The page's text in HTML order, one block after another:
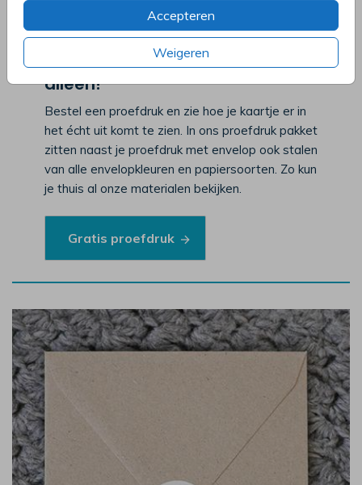
Accepteren
Weigeren
Onze gratis proefdruk komt niet
alleen!
Bestel een proefdruk en zie hoe je kaartje er in
het écht uit komt te zien. In ons proefdruk pakket
zitten naast je proefdruk met envelop ook stalen
van alle envelopkleuren en papiersoorten. Zo kun
je thuis al onze materialen bekijken.
Gratis proefdruk